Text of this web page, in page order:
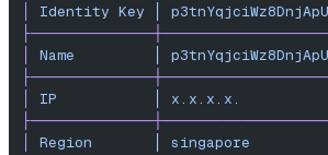
Identity Key
Name
IP x.x.x.x.
Region singapore